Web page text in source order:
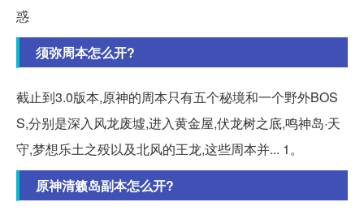
惑
须弥周本怎么开?
截止到3.0版本,原神的周本只有五个秘境和一个野外BOS
S,分别是深入风龙废墟,进入黄金屋,伏龙树之底,鸣神岛·天
守,梦想乐土之殁以及北风的王龙,这些周本并... 1。
原神清籁岛副本怎么开?